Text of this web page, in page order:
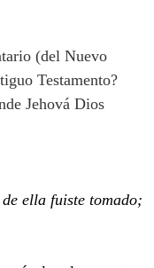
Testamento?
Jehová Dios
ella fuiste tomado;